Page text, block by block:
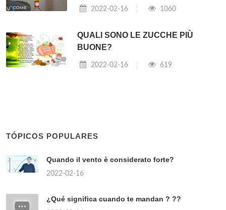
2022-02-16 1060
QUALI SONO LE ZUCCHE PIÙ
BUONE?
2022-02-16 619
TÓPICOS POPULARES
Quando il vento è considerato forte?
2022-02-16
¿Qué significa cuando te mandan ? ??